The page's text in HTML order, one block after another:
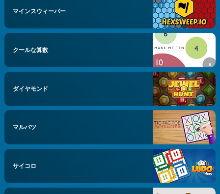
マインスウィーパー
クールな算数
ダイヤモンド
マルバツ
サイコロ